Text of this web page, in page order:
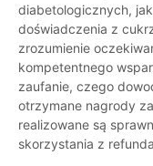
diabetologicznych,
doświadczenia z
zrozumienie
kompetentnego
zaufanie, czego
otrzymane nagrody
realizowane są
skorzystania z